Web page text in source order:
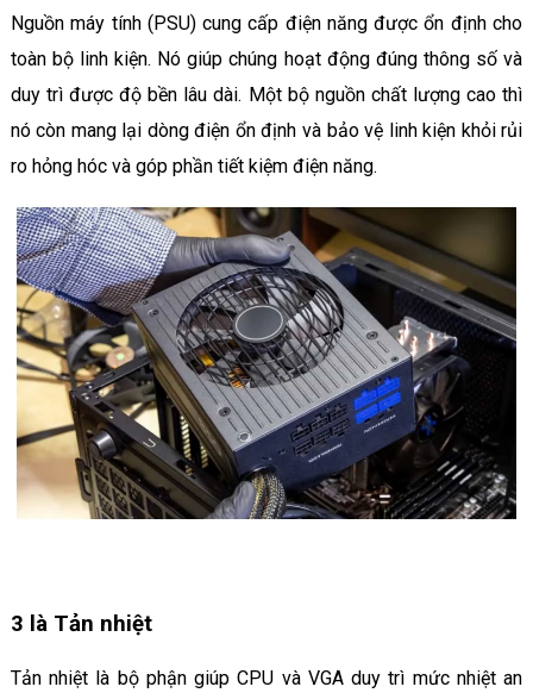
Nguồn máy tính (PSU) cung cấp điện năng được ổn định cho
toàn bộ linh kiện. Nó giúp chúng hoạt động đúng thông số và
duy trì được độ bền lâu dài. Một bộ nguồn chất lượng cao thì
nó còn mang lại dòng điện ổn định và bảo vệ linh kiện khỏi rủi
ro hỏng hóc và góp phần tiết kiệm điện năng.
3 là Tản nhiệt
Tản nhiệt là bộ phận giúp CPU và VGA duy trì mức nhiệt an